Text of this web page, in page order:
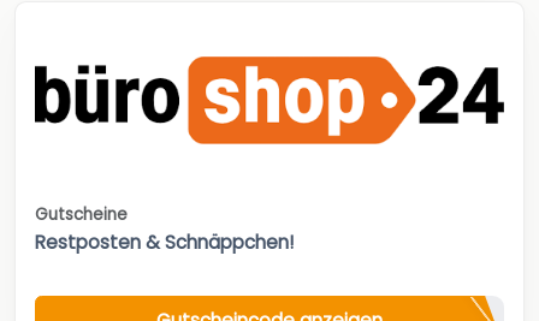
Gutscheine
Restposten & Schnäppchen!